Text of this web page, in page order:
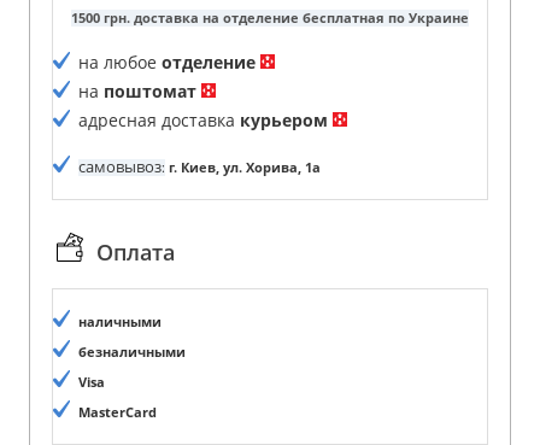
1500 грн. доставка на отделение бесплатная по Украине
на любое отделение
на поштомат
адресная доставка курьером
самовывоз: г. Киев, ул. Хорива, 1а
Оплата
наличными
безналичными
Visa
MasterCard